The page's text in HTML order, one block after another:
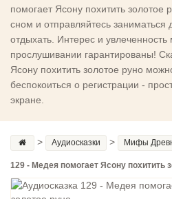
помогает Ясону похитить золотое
сном и отправляйтесь
отдыхать. Интерес и
прослушивании гарантированы!
Ясону похитить золотое руно
беспокоиться о регистрации -
экране.
> Аудиосказки > Мифы
129 - Медея помогает Ясону похитить